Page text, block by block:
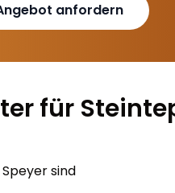
anfordern
für